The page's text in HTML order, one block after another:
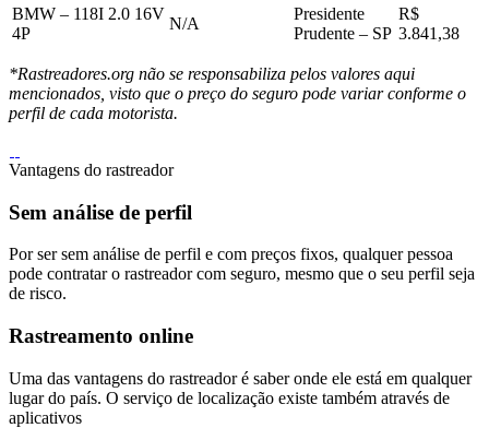
BMW – 118I 2.0 16V
4P
N/A
Presidente
Prudente – SP
R$
3.841,38
*Rastreadores.org não se responsabiliza pelos valores aqui
mencionados, visto que o preço do seguro pode variar conforme o
perfil de cada motorista.
Vantagens do rastreador
Sem análise de perfil
Por ser sem análise de perfil e com preços fixos, qualquer pessoa
pode contratar o rastreador com seguro, mesmo que o seu perfil seja
de risco.
Rastreamento online
Uma das vantagens do rastreador é saber onde ele está em qualquer
lugar do país. O serviço de localização existe também através de
aplicativos